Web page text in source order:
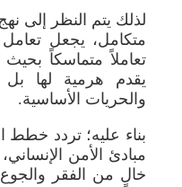
لذلك يتم النظر إلى
متكامل، يجعل تعامل
تعاملاً متماسكاً بحيث
يقدم هرمية لها
والحريات الأساسية.
بناء عليه؛ تردد خطط
مبادئ الأمن
خالٍ من الفقر